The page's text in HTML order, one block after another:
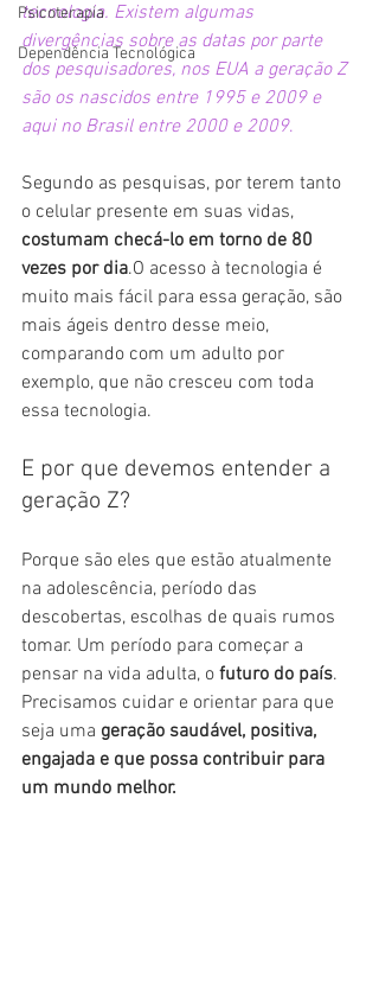
Psicoterapia
Dependência Tecnológica
tecnologia. Existem algumas
divergências sobre as datas por parte
dos pesquisadores, nos EUA a geração Z
são os nascidos entre 1995 e 2009 e
aqui no Brasil entre 2000 e 2009.
Segundo as pesquisas, por terem tanto
o celular presente em suas vidas,
costumam checá-lo em torno de 80
vezes por dia.O acesso à tecnologia é
muito mais fácil para essa geração, são
mais ágeis dentro desse meio,
comparando com um adulto por
exemplo, que não cresceu com toda
essa tecnologia.
E por que devemos entender a
geração Z?
Porque são eles que estão atualmente
na adolescência, período das
descobertas, escolhas de quais rumos
tomar. Um período para começar a
pensar na vida adulta, o futuro do país.
Precisamos cuidar e orientar para que
seja uma geração saudável, positiva,
engajada e que possa contribuir para
um mundo melhor.